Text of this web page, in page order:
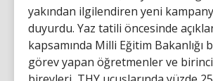
yakından ilgilendiren yeni
duyurdu. Yaz tatili öncesinde
kapsamında Milli Eğitim Bakanlığı
görev yapan öğretmenler ve